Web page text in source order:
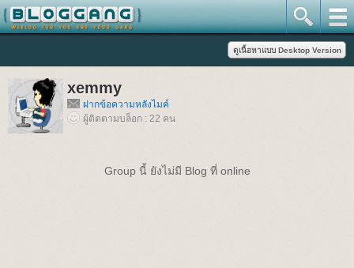
xemmy
ฝากข้อความหลังไมค์
ผู้ติดตามบล็อก : 22 คน
Group นี้ ยังไม่มี Blog ที่ online